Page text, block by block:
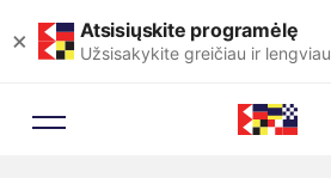
× Atsisiųskite programėlę
Užsisakykite greičiau ir lengviau